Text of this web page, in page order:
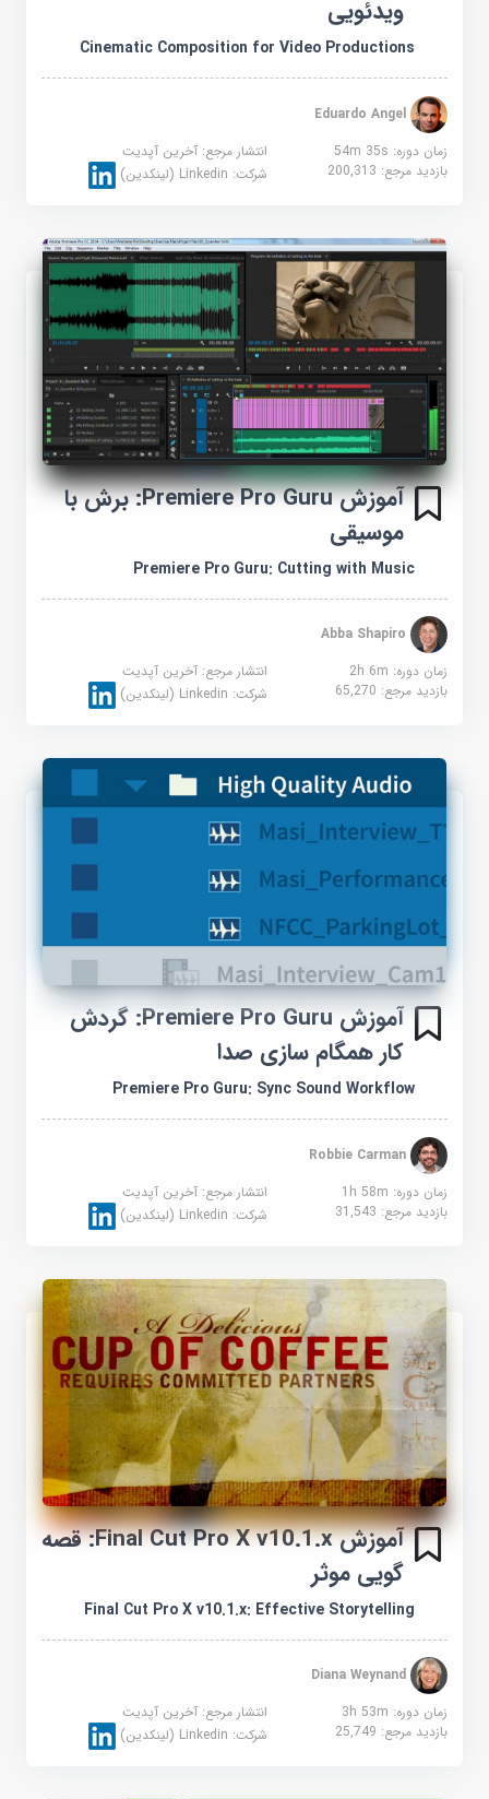
ویدئویی
Cinematic Composition for Video Productions
Eduardo Angel
زمان دوره: 54m 35s
انتشار مرجع:آخرین آپدیت
بازدید مرجع:200,313 شرکت:Linkedin (لینکدین)
آموزش Premiere Pro Guru: برش با
موسیقی
Premiere Pro Guru: Cutting with Music
Abba Shapiro
زمان دوره: 2h 6m
انتشار مرجع:آخرین آپدیت
بازدید مرجع:65,270 شرکت:Linkedin (لینکدین)
آموزش Premiere Pro Guru: گردش
کار همگام سازی صدا
Premiere Pro Guru: Sync Sound Workflow
Robbie Carman
زمان دوره: 1h 58m
انتشار مرجع:آخرین آپدیت
بازدید مرجع:31,543 شرکت:Linkedin (لینکدین)
آموزش Final Cut Pro X v10.1.x: قصه
گویی موثر
Final Cut Pro X v10.1.x: Effective Storytelling
Diana Weynand
زمان دوره: 3h 53m
انتشار مرجع:آخرین آپدیت
بازدید مرجع:25,749 شرکت:Linkedin (لینکدین)